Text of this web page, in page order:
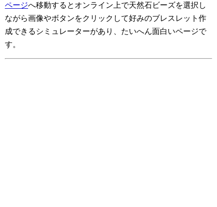
ページへ移動するとオンライン上で天然石ビーズを選択し
ながら画像やボタンをクリックして好みのブレスレット作
成できるシミュレーターがあり、たいへん面白いページで
す。